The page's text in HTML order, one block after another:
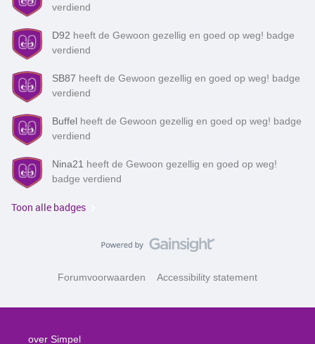
verdiend
D92 heeft de Gewoon gezellig en goed op weg! badge
verdiend
SB87 heeft de Gewoon gezellig en goed op weg! badge
verdiend
Buffel heeft de Gewoon gezellig en goed op weg! badge
verdiend
Nina21 heeft de Gewoon gezellig en goed op weg!
badge verdiend
Toon alle badges
Forumvoorwaarden Accessibility statement
over Simpel